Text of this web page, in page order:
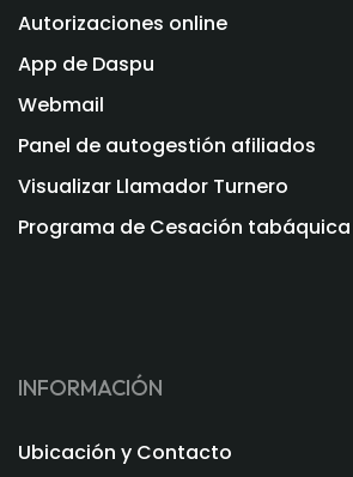
Autorizaciones online
App de Daspu
Webmail
Panel de autogestión afiliados
Visualizar Llamador Turnero
Programa de Cesación tabáquica
INFORMACIÓN
Ubicación y Contacto